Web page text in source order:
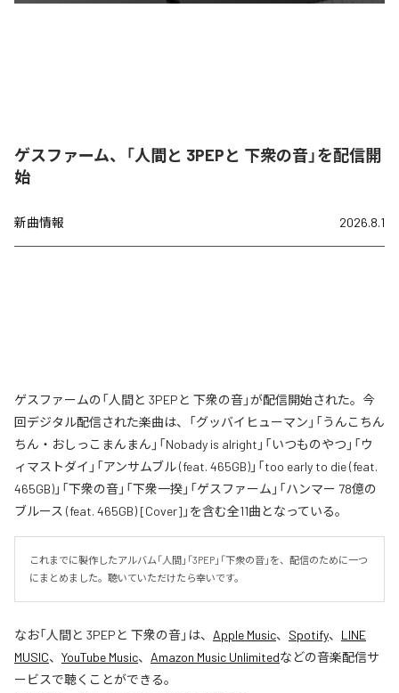
ゲスファーム、「人間と 3PEPと 下衆の音」を配信開
始
新曲情報 2026.8.1
ゲスファームの「人間と 3PEPと 下衆の音」が配信開始された。今
回デジタル配信された楽曲は、「グッバイヒューマン」「うんこちん
ちん・おしっこまんまん」「Nobady is alright」「いつものやつ」「ウ
ィマストダイ」「アンサムブル (feat. 465GB)」「too early to die (feat.
465GB)」「下衆の音」「下衆一揆」「ゲスファーム」「ハンマー 78億の
ブルース (feat. 465GB) [Cover]」を含む全11曲となっている。
これまでに製作したアルバム「人間」「3PEP」「下衆の音」を、配信のために一つ
にまとめました。聴いていただけたら幸いです。
なお「人間と 3PEPと 下衆の音」は、 Apple Music、 Spotify、 LINE
MUSIC、 YouTube Music、 Amazon Music Unlimitedなどの音楽配信サ
ービスで聴くことができる。